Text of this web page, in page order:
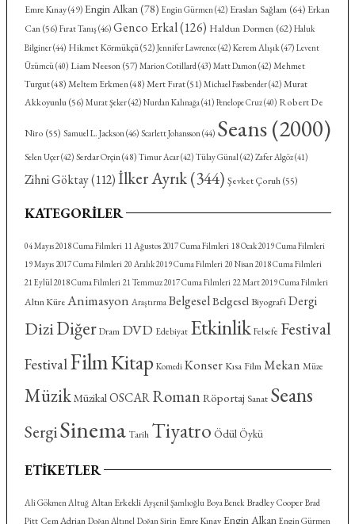
Emre Kınay(49) Engin Alkan(78) Engin Gürmen(42) Eraslan Sağlam(64) Erkan
Can(56) Fırat Tanış(46) Genco Erkal(126) Haldun Dormen(62) Haluk
Bilginer(44) Hikmet Körmükçü(52) Jennifer Lawrence(42) Kerem Alışık (47) Levent
Üzümcü(40) Liam Neeson(57) Marion Cotillard(43) Matt Damon(42) Mehmet
Turgut(48) Meltem Erkmen (48) Mert Fırat(51) Michael Fassbender(42) Murat
Akkoyunlu(56) Murat Şeker(42) Nurdan Kalınağa(41) Penelope Cruz(40) Robert De
Niro (55) Samuel L. Jackson(46) Scarlett Johansson(44) Seans(2000)
Selen Uçer(42) Serdar Orçin (48) Timur Acar(42) Tülay Günal(42) Zafer Algöz(41)
Zihni Göktay(112)İlker Ayrık(344) Şevket Çoruh(55)
KATEGORILER
04 Mayıs 2018 Cuma Filmleri 11 Ağustos 2017 Cuma Filmleri 18 Ocak 2019 Cuma Filmleri
19 Mayıs 2017 Cuma Filmleri 20 Aralık 2019 Cuma Filmleri 20 Nisan 2018 Cuma Filmleri
21 Eylül 2018 Cuma Filmleri 21 Temmuz 2017 Cuma Filmleri 22 Mart 2019 Cuma Filmleri
Altın Küre Animasyon Araştırma BelgeselBelgesel Biyografi Dergi
DiziDiğer Dram DVD Edebiyat Etkinlik Felsefe Festival
FestivalFilmKitap Komedi Konser Kısa Film Mekan Müze
MüzikMüzikalOSCAR RomanRöportaj Sanat Seans
SergiSinema Tarih Tiyatro Ödül Öykü
ETIKETLER
Ali Gökmen Altuğ Altan Erkekli Ayşenil Şamlıoğlu Boya Benek Bradley Cooper Brad
Pitt Cem Adrian Doğan Altınel Doğan Şirin Emre Kınay Engin Alkan Engin Gürmen